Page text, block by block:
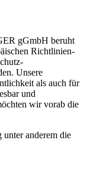
gGmbH beruht
Richtlinien-
Unsere
als auch für
und
wir vorab die
anderem die